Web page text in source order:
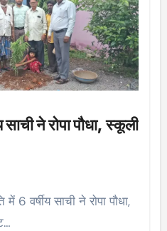
साची ने रोपा पौधा, स्कूली